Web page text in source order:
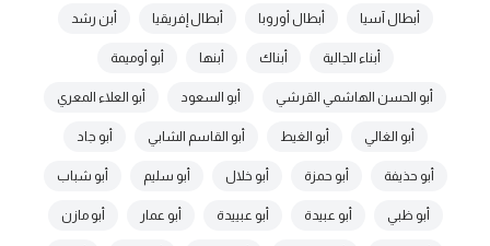
أبطال آسيا أبطال أوروبا أبطال إفريقيا أبن رشد
أبناء الجالية أبناك أبنها أبو أوميمة
أبو الحسن الهاشمي القرشي أبو السعود أبو العلاء المعري
أبو الغالي أبو الغيط أبو القاسم الشابي أبو جاد
أبو حذيفة أبو حمزة أبو خلال أبو سليم أبو شباب
أبو ظبي أبو عبيدة أبو عبييدة أبو عمار أبو مازن